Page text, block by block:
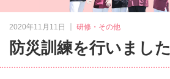
2020年11月11日 研修・その他
防災訓練を行いました